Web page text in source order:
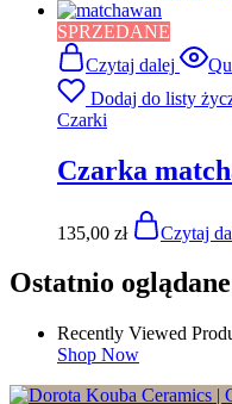
SPRZEDANE
Czytaj dalej
Dodaj do listy
Czarki
Czarka
135,00 zł Czytaj
Ostatnio oglądane
Recently Viewed
Shop Now